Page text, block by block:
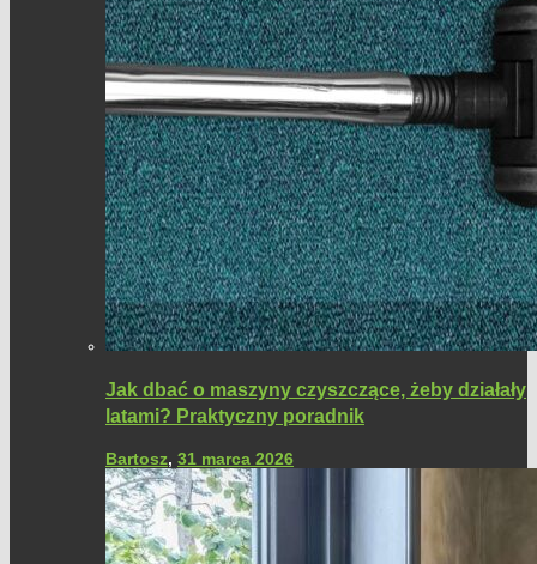
Jak dbać o maszyny czyszczące, żeby działały
latami? Praktyczny poradnik
Bartosz, 31 marca 2026